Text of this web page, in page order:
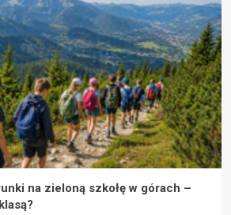
na zieloną szkołę w górach –